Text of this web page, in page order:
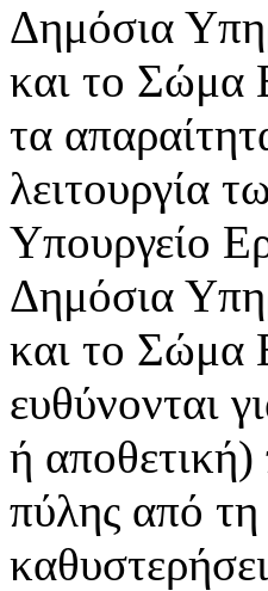
Δημόσια
και το Σώμα
τα
λειτουργία
Υπουργείο
Δημόσια
και το Σώμα
ευθύνονται
ή αποθετική)
πύλης από